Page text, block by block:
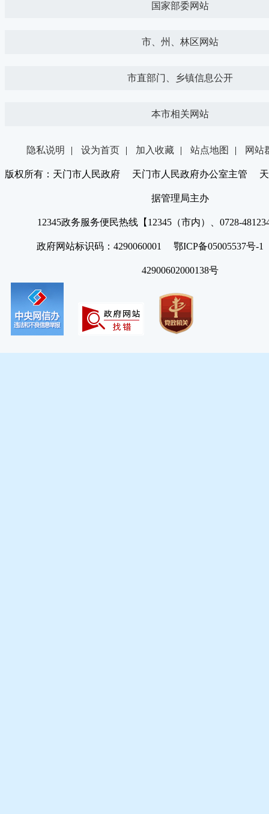
国家部委网站
市、州、林区网站
市直部门、乡镇信息公开
本市相关网站
隐私说明 | 设为首页 | 加入收藏 | 站点地图 | 网站
版权所有：天门市人民政府 天门市人民政府办公室主管 天
据管理局主办
12345政务服务便民热线【12345（市内）、0728-
政府网站标识码：4290060001 鄂ICP备05005537号
42900602000138号